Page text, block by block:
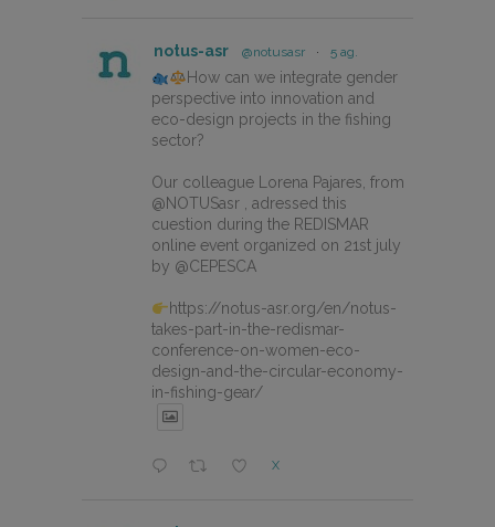
notus-asr @notusasr · 5 ag.
How can we integrate gender
perspective into innovation and
eco-design projects in the fishing
sector?
Our colleague Lorena Pajares, from
@NOTUSasr , adressed this
cuestion during the REDISMAR
online event organized on 21st july
by @CEPESCA
https://notus-asr.org/en/notus-
takes-part-in-the-redismar-
conference-on-women-eco-
design-and-the-circular-economy-
in-fishing-gear/
X